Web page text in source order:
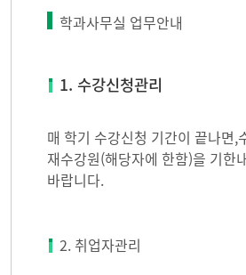
학과사무실 업무안내
1. 수강신청관리
매 학기 수강신청 기간이 끝나면,
재수강원(해당자에 한함)을 기한
바랍니다.
2. 취업자관리